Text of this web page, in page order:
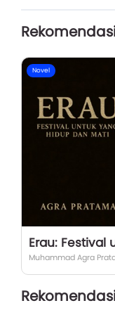
Novel